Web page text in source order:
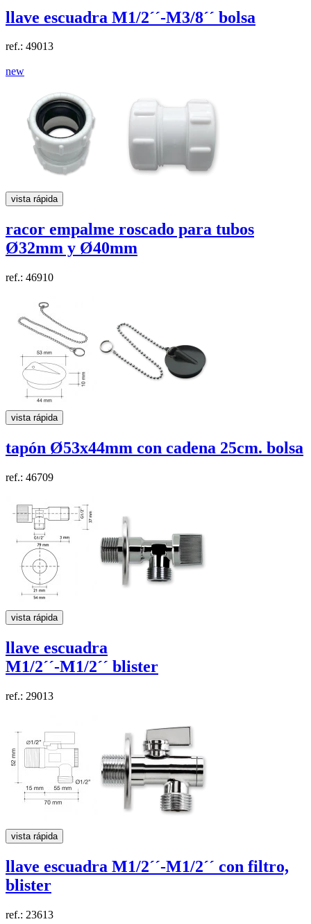
llave escuadra M1/2´´-M3/8´´ bolsa
ref.: 49013
new
vista rápida
racor empalme roscado para tubos
Ø32mm y Ø40mm
ref.: 46910
vista rápida
tapón Ø53x44mm con cadena 25cm. bolsa
ref.: 46709
vista rápida
llave escuadra
M1/2´´-M1/2´´ blister
ref.: 29013
vista rápida
llave escuadra M1/2´´-M1/2´´ con filtro,
blister
ref.: 23613